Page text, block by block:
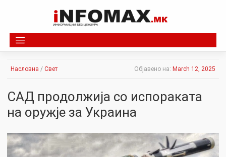
Насловна / Свет Објавено на: March 12, 2025
САД продолжија со испораката
на оружје за Украина